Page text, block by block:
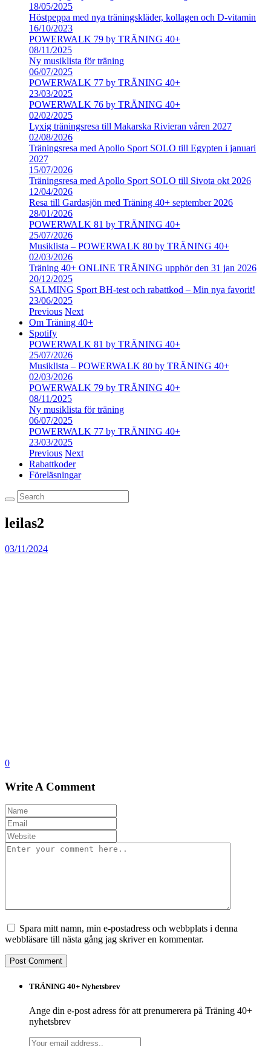
18/05/2025
Höstpeppa med nya träningskläder, kollagen och D-vitamin
16/10/2023
POWERWALK 79 by TRÄNING 40+
08/11/2025
Ny musiklista för träning
06/07/2025
POWERWALK 77 by TRÄNING 40+
23/03/2025
POWERWALK 76 by TRÄNING 40+
02/02/2025
Lyxig träningsresa till Makarska Rivieran våren 2027
02/08/2026
Träningsresa med Apollo Sport SOLO till Egypten i januari
2027
15/07/2026
Träningsresa med Apollo Sport SOLO till Sivota okt 2026
12/04/2026
Resa till Gardasjön med Träning 40+ september 2026
28/01/2026
POWERWALK 81 by TRÄNING 40+
25/07/2026
Musiklista – POWERWALK 80 by TRÄNING 40+
02/03/2026
Träning 40+ ONLINE TRÄNING upphör den 31 jan 2026
20/12/2025
SALMING Sport BH-test och rabattkod – Min nya favorit!
23/06/2025
Previous Next
Om Träning 40+
Spotify
POWERWALK 81 by TRÄNING 40+
25/07/2026
Musiklista – POWERWALK 80 by TRÄNING 40+
02/03/2026
POWERWALK 79 by TRÄNING 40+
08/11/2025
Ny musiklista för träning
06/07/2025
POWERWALK 77 by TRÄNING 40+
23/03/2025
Previous Next
Rabattkoder
Föreläsningar
leilas2
03/11/2024
0
Write A Comment
Spara mitt namn, min e-postadress och webbplats i denna
webbläsare till nästa gång jag skriver en kommentar.
TRÄNING 40+ Nyhetsbrev
Ange din e-post adress för att prenumerera på Träning 40+
nyhetsbrev